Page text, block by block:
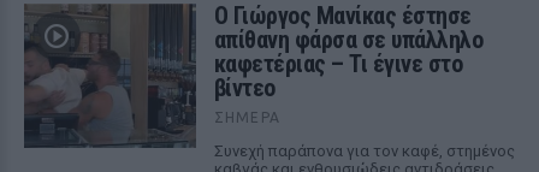
Ο Γιώργος Μανίκας έστησε
απίθανη φάρσα σε υπάλληλο
καφετέριας – Τι έγινε στο
βίντεο
ΣΉΜΕΡΑ
Συνεχή παράπονα για τον καφέ, στημένος